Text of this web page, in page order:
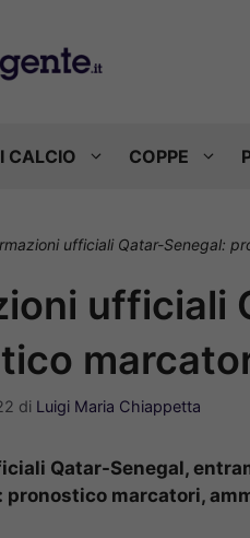
CALCIO COPPE
ufficiali Qatar-Senegal:
ufficiali
di Luigi Maria Chiappetta
Qatar-Senegal,
pronostico marcatori,